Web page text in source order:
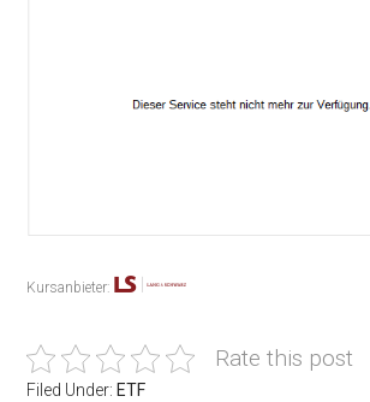
Kursanbieter:
Rate this post
Filed Under: ETF